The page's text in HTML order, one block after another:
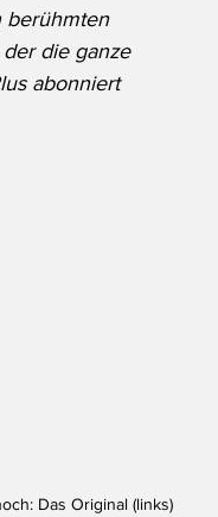
berühmten
die ganze
abonniert
Das Original (links)